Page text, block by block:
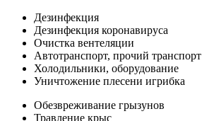
Дезинфекция
Дезинфекция коронавируса
Очистка вентеляции
Автотранспорт, прочий транспорт
Холодильники, оборудование
Уничтожение плесени игрибка
Обезвреживание грызунов
Травление крыс